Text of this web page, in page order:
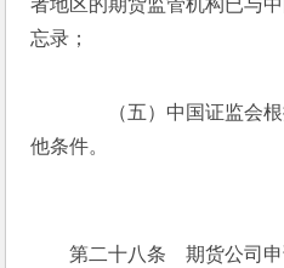
者地区的期货监管机构已与
忘录；
（五）中国证监会根
他条件。
第二十八条　期货公司申